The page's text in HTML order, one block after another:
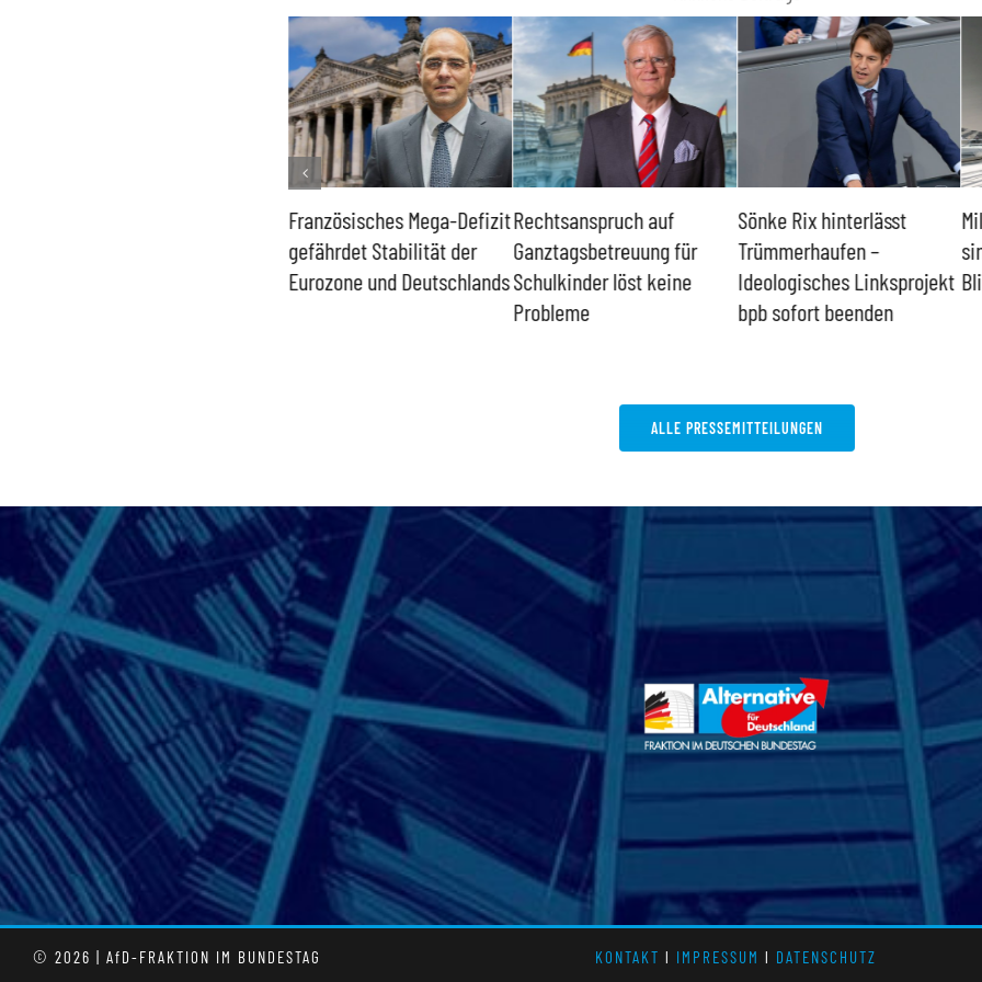
Französisches Mega-Defizit
gefährdet Stabilität der
Eurozone und Deutschlands
Rechtsanspruch auf
Ganztagsbetreuung für
Schulkinder löst keine
Probleme
Sönke Rix hinterlässt
Trümmerhaufen –
Ideologisches Linksprojekt
bpb sofort beenden
ALLE PRESSEMITTEILUNGEN
© 2026 | AfD-FRAKTION IM BUNDESTAG KONTAKT l IMPRESSUM l DATENSCHUTZ